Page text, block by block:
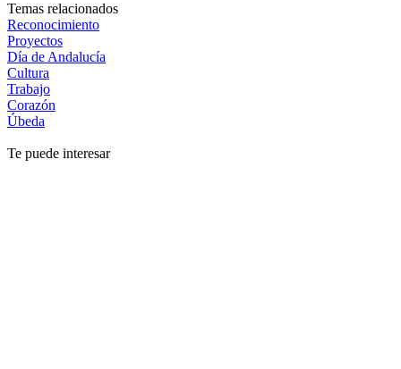
Temas relacionados
Reconocimiento
Proyectos
Día de Andalucía
Cultura
Trabajo
Corazón
Úbeda
Te puede interesar